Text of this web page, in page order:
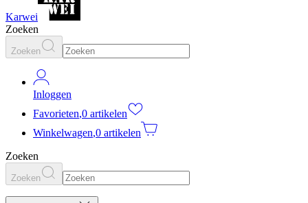
Karwei
Zoeken
Zoeken
Inloggen
Favorieten,0 artikelen
Winkelwagen,0 artikelen
Zoeken
Zoeken